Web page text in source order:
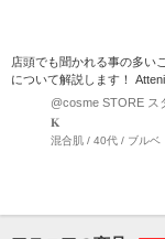
店頭でも聞かれる事の多い
について解説します！ Attenirのクレンジ
ングとは↓ …@cosme STORE ス
𝐊
混合肌 / 40代 / ブルベ